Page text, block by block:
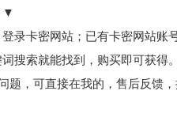
录卡密网站；已有卡密网站账
搜索就能找到，购买即可获得
题，可直接在我的，售后反馈